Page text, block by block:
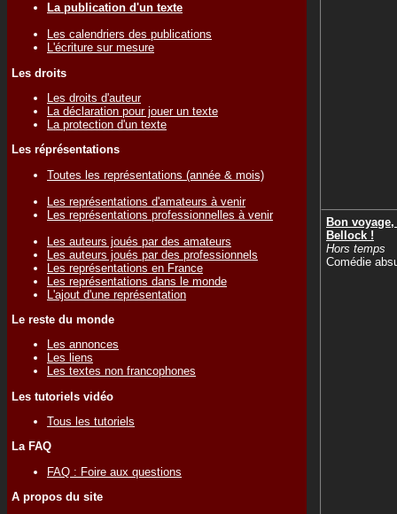
La publication d'un texte
Les calendriers des publications
L'écriture sur mesure
Les droits
Les droits d'auteur
La déclaration pour jouer un texte
La protection d'un texte
Les réprésentations
Toutes les représentations (année & mois)
Les représentations d'amateurs à venir
Les représentations professionnelles à venir
Les auteurs joués par des amateurs
Les auteurs joués par des professionnels
Les représentations en France
Les représentations dans le monde
L'ajout d'une représentation
Le reste du monde
Les annonces
Les liens
Les textes non francophones
Les tutoriels vidéo
Tous les tutoriels
La FAQ
FAQ : Foire aux questions
A propos du site
Bon
Bellock !
Hors temps
Comédie